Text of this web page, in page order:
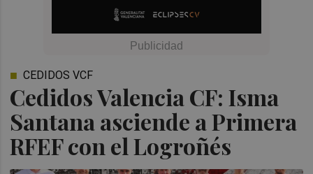
Cedidos Valencia CF: Isma
Santana asciende a Primera
RFEF con el Logroñés
CEDIDOS VCF